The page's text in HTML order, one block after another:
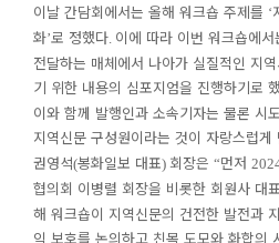
이날 간담회에서는 올해 워크숍 주제를 ‘
화’로 정했다. 이에 따라 이번 워크숍에
전달하는 매체에서 나아가 실질적인 지
기 위한 내용의 심포지엄을 진행하기로
이와 함께 발행인과 소속기자는 물론 시
지역신문 구성원이라는 것이 자랑스럽게
권영석(봉화일보 대표) 회장은 “먼저
협의회 이병렬 회장을 비롯한 회원사 대
해 워크숍이 지역신문의 건전한 발전과
익 보호를 논의하고 친목 도모와 화합의